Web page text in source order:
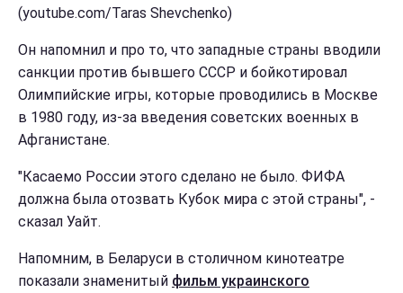
(youtube.com/Taras Shevchenko)
Он напомнил и про то, что западные страны вводили
санкции против бывшего СССР и бойкотировал
Олимпийские игры, которые проводились в Москве
в 1980 году, из-за введения советских военных в
Афганистане.
"Касаемо России этого сделано не было. ФИФА
должна была отозвать Кубок мира с этой страны", -
сказал Уайт.
Напомним, в Беларуси в столичном кинотеатре
показали знаменитый фильм украинского